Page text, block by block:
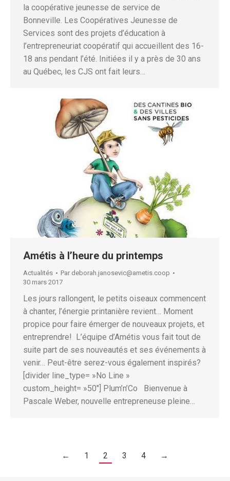
la coopérative jeunesse de service de
Bonneville. Les Coopératives Jeunesse de
Services sont des projets d’éducation à
l’entrepreneuriat coopératif qui accueillent des 16-
18 ans pendant l’été. Initiées il y a près de 30 ans
au Québec, les CJS ont fait leurs…
Amétis à l’heure du printemps
Actualités Par deborah.janosevic@ametis.coop
30 mars 2017
Les jours rallongent, le petits oiseaux commencent
à chanter, l’énergie printanière revient… Moment
propice pour faire émerger de nouveaux projets, et
entreprendre! L’équipe d’Amétis vous fait tout de
suite part de ses nouveautés et ses événements à
venir… Peut-être serez-vous également inspirés?
[divider line_type= »No Line »
custom_height= »50″] Plum’n’Co Bienvenue à
Pascale Weber, nouvelle entrepreneuse pleine…
← 1 2 3 4 →